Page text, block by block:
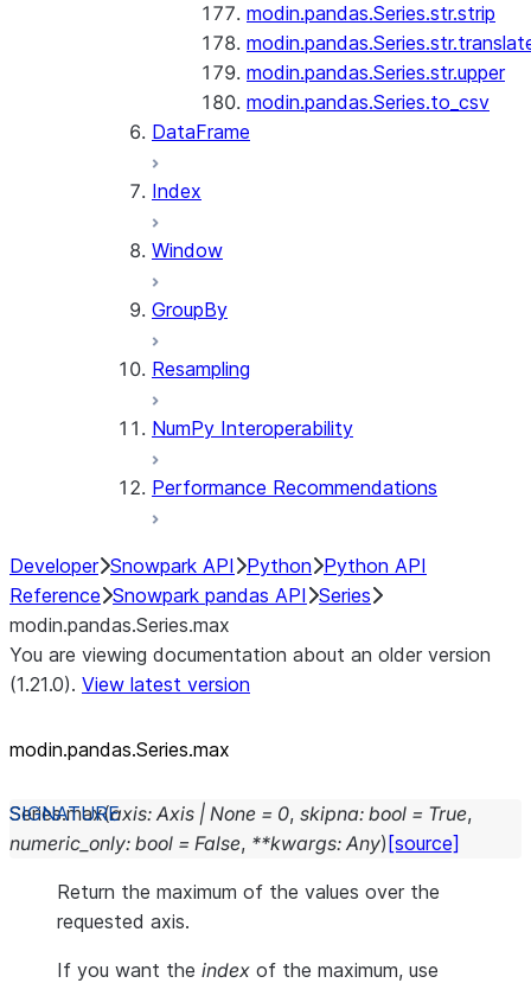
modin.pandas.Series.str.strip
modin.pandas.Series.str.upper
modin.pandas.Series.to_csv
DataFrame
Index
Window
GroupBy
Resampling
NumPy Interoperability
Performance Recommendations
Developer Snowpark API Python Python API
Reference Snowpark pandas API Series
modin.pandas.Series.max
You are viewing documentation about an older version
(1.21.0). View latest version
modin.pandas.Series.max
Series.max(axis: Axis | None = 0, skipna: bool = True,
numeric_only: bool = False, **kwargs: Any) [source]
Return the maximum of the values over the
requested axis.
If you want the index of the maximum, use